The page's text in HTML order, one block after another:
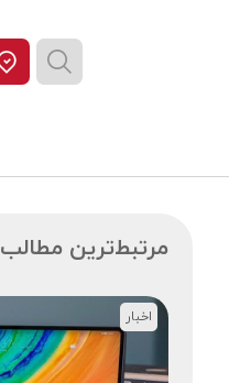
مرتبط‌ترین مطالب
اخبار